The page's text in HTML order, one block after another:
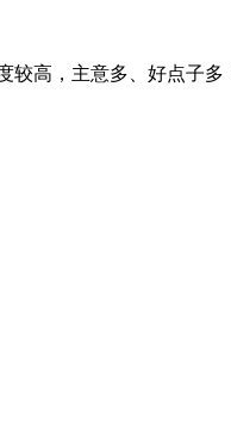
高，主意多、好点子